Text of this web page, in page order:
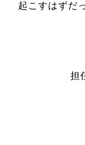
起こすはずだ
担